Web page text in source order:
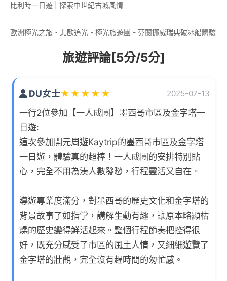
比利時一日遊 | 探索中世紀古城風情
歐洲極光之旅・北歐追光 - 極光旅遊團 - 芬蘭挪威瑞典破冰船體驗
旅遊評論[5分/5分]
DU女士★ ★ ★ ★ ★ 2025-07-13
一行2位參加【一人成團】墨西哥市區及金字塔一
日遊:
這次參加開元周遊Kaytrip的墨西哥市區及金字塔
一日遊，體驗真的超棒！一人成團的安排特別貼
心，完全不用為湊人數發愁，行程靈活又自在。
導遊專業度滿分，對墨西哥的歷史文化和金字塔的
背景故事了如指掌，講解生動有趣，讓原本略顯枯
燥的歷史變得鮮活起來。整個行程節奏把控得很
好，既充分感受了市區的風土人情，又細細遊覽了
金字塔的壯觀，完全沒有趕時間的匆忙感。